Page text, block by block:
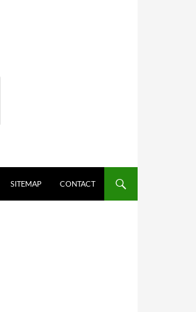
SITEMAP CONTACT